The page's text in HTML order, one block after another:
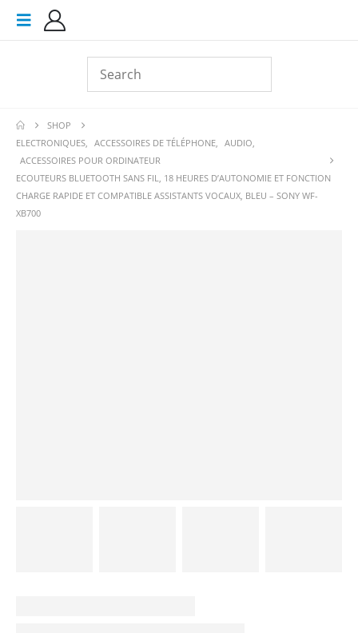
SHOP
ELECTRONIQUES, ACCESSOIRES DE TÉLÉPHONE, AUDIO,
ACCESSOIRES POUR ORDINATEUR
ECOUTEURS BLUETOOTH SANS FIL, 18 HEURES D’AUTONOMIE ET FONCTION
CHARGE RAPIDE ET COMPATIBLE ASSISTANTS VOCAUX, BLEU – SONY WF-
XB700